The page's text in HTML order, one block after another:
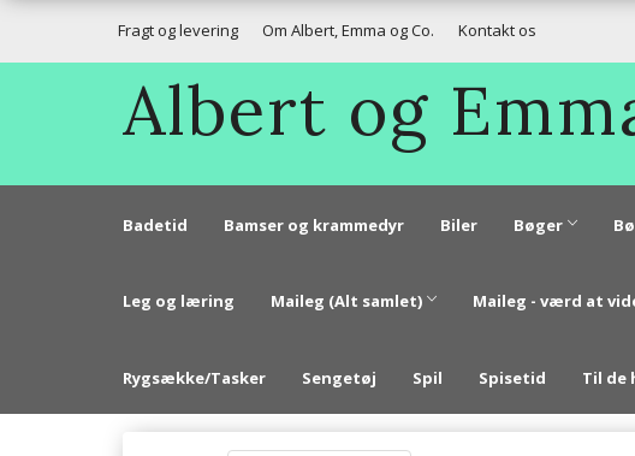
Fragt og levering Om Albert, Emma og Co. Kontakt os
Albert og
Badetid Bamser og krammedyr Biler Bøger
Leg og læring Maileg (Alt samlet) Maileg - værd at
Rygsække/Tasker Sengetøj Spil Spisetid Til de